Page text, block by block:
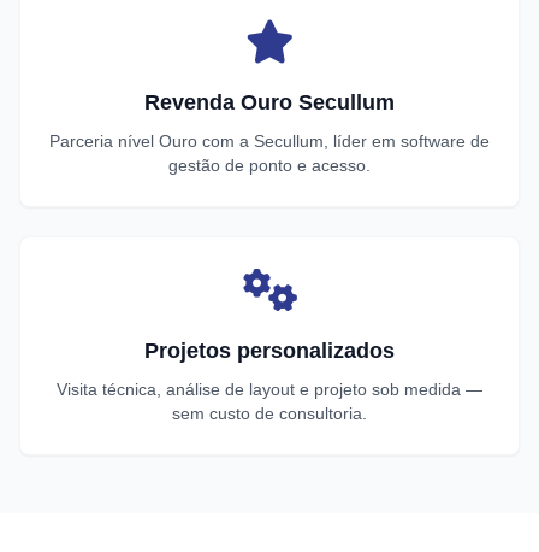
Revenda Ouro Secullum
Parceria nível Ouro com a Secullum, líder em software de
gestão de ponto e acesso.
Projetos personalizados
Visita técnica, análise de layout e projeto sob medida —
sem custo de consultoria.